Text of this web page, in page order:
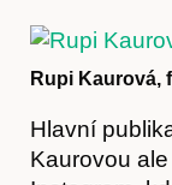
Rupi Kaurová,
Hlavní
Kaurovou